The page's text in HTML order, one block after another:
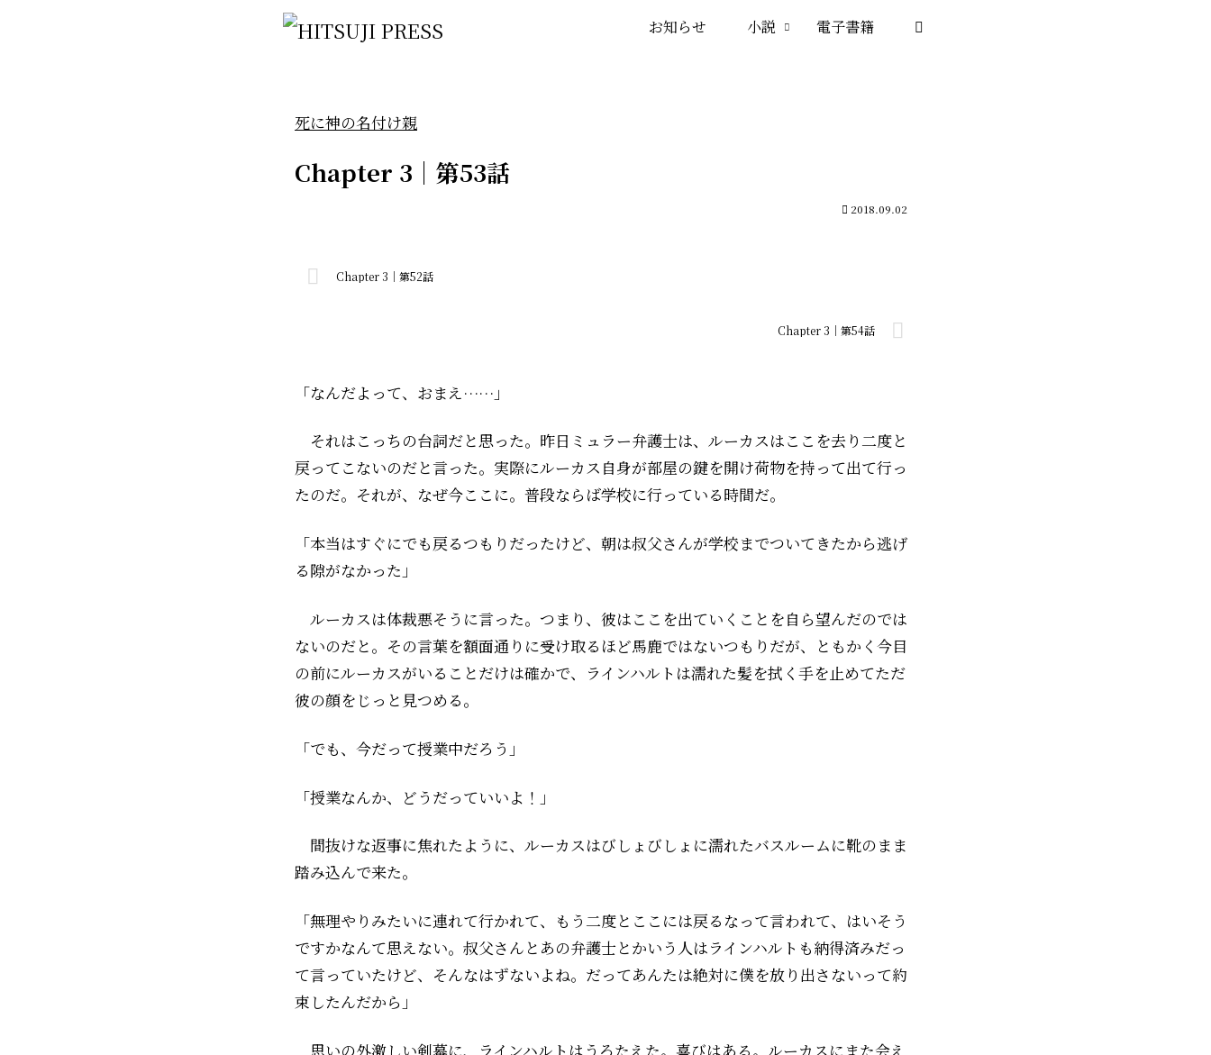
お知らせ 小説 電子書籍
死に神の名付け親
Chapter 3｜第53話
2018.09.02
Chapter 3｜第52話
Chapter 3｜第54話
「なんだよって、おまえ……」
それはこっちの台詞だと思った。昨日ミュラー弁護士は、ルーカスはここを去り二度と
戻ってこないのだと言った。実際にルーカス自身が部屋の鍵を開け荷物を持って出て行っ
たのだ。それが、なぜ今ここに。普段ならば学校に行っている時間だ。
「本当はすぐにでも戻るつもりだったけど、朝は叔父さんが学校までついてきたから逃げ
る隙がなかった」
ルーカスは体裁悪そうに言った。つまり、彼はここを出ていくことを自ら望んだのでは
ないのだと。その言葉を額面通りに受け取るほど馬鹿ではないつもりだが、ともかく今目
の前にルーカスがいることだけは確かで、ラインハルトは濡れた髪を拭く手を止めてただ
彼の顔をじっと見つめる。
「でも、今だって授業中だろう」
「授業なんか、どうだっていいよ！」
間抜けな返事に焦れたように、ルーカスはびしょびしょに濡れたバスルームに靴のまま
踏み込んで来た。
「無理やりみたいに連れて行かれて、もう二度とここには戻るなって言われて、はいそう
ですかなんて思えない。叔父さんとあの弁護士とかいう人はラインハルトも納得済みだっ
て言っていたけど、そんなはずないよね。だってあんたは絶対に僕を放り出さないって約
束したんだから」
思いの外激しい剣幕に、ラインハルトはうろたえた。喜びはある。ルーカスにまた会え